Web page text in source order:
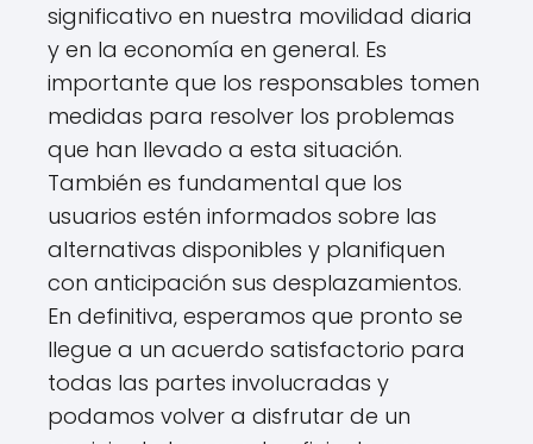
significativo en nuestra movilidad diaria
y en la economía en general. Es
importante que los responsables tomen
medidas para resolver los problemas
que han llevado a esta situación.
También es fundamental que los
usuarios estén informados sobre las
alternativas disponibles y planifiquen
con anticipación sus desplazamientos.
En definitiva, esperamos que pronto se
llegue a un acuerdo satisfactorio para
todas las partes involucradas y
podamos volver a disfrutar de un